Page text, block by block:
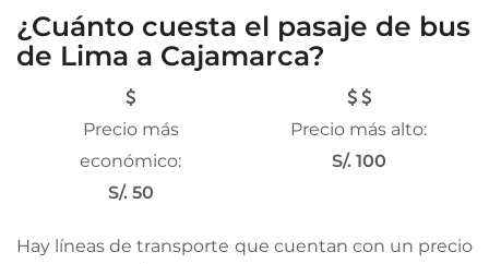
¿Cuánto cuesta el pasaje de bus
de Lima a Cajamarca?
Precio más
económico:
S/. 50
Precio más alto:
S/. 100
Hay líneas de transporte que cuentan con un precio